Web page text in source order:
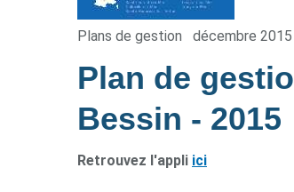
Plans de gestion décembre 2015
Plan de
Bessin - 2015
Retrouvez l'appli ici